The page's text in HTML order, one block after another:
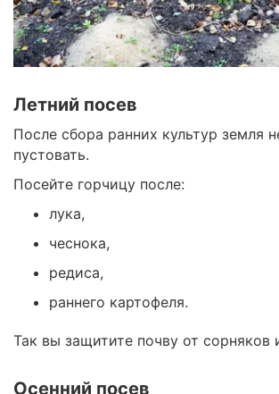
Летний посев
После сбора ранних культур земля
пустовать.
Посейте горчицу после:
лука,
чеснока,
редиса,
раннего картофеля.
Так вы защитите почву от сорняков
Осенний посев